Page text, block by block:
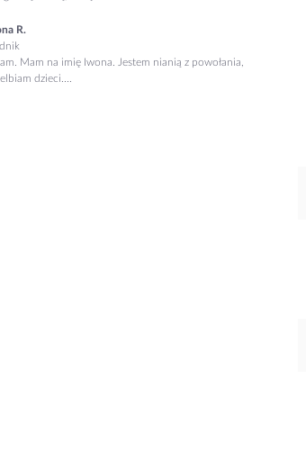
R.
Mam na imię Iwona. Jestem nianią z powołania,
dzieci....